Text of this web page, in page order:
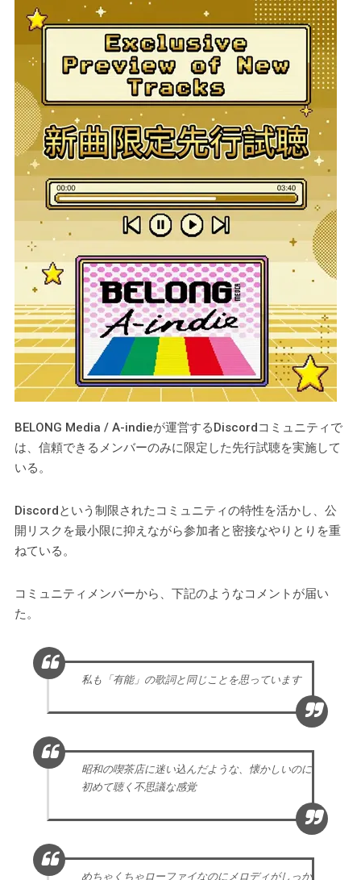
BELONG Media / A-indieが運営するDiscordコミュニティで
は、信頼できるメンバーのみに限定した先行試聴を実施して
いる。
Discordという制限されたコミュニティの特性を活かし、公
開リスクを最小限に抑えながら参加者と密接なやりとりを重
ねている。
コミュニティメンバーから、下記のようなコメントが届い
た。
私も「有能」の歌詞と同じことを思っています
昭和の喫茶店に迷い込んだような、懐かしいのに
初めて聴く不思議な感覚
めちゃくちゃローファイなのにメロディがしっか